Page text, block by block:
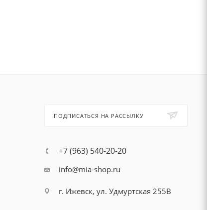
ПОДПИСАТЬСЯ НА РАССЫЛКУ
+7 (963) 540-20-20
info@mia-shop.ru
г. Ижевск, ул. Удмуртская 255В